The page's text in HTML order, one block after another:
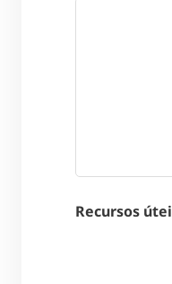
Recursos